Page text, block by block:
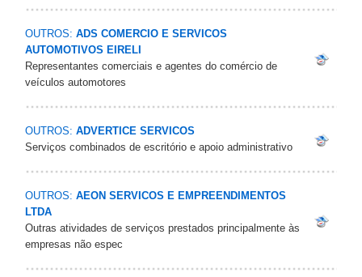
OUTROS: ADS COMERCIO E SERVICOS
AUTOMOTIVOS EIRELI
Representantes comerciais e agentes do comércio de
veículos automotores
OUTROS: ADVERTICE SERVICOS
Serviços combinados de escritório e apoio administrativo
OUTROS: AEON SERVICOS E EMPREENDIMENTOS
LTDA
Outras atividades de serviços prestados principalmente às
empresas não espec